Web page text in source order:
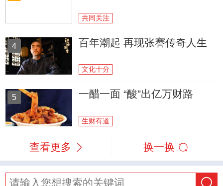
共同关注
4 百年潮起 再现张謇传奇人生
文化十分
5 一醋一面 “酸”出亿万财路
生财有道
查看更多 换一换